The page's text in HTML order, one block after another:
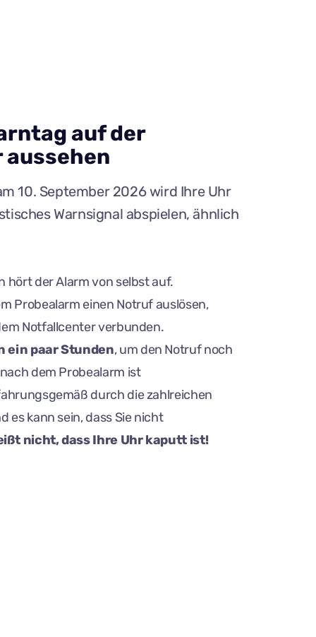
auf der
10. September 2026 wird Ihre Uhr
Warnsignal abspielen, ähnlich
hört der Alarm von selbst auf.
Probealarm einen Notruf auslösen,
Notfallcenter verbunden.
ein paar Stunden, um den Notruf noch
dem Probealarm ist
durch die zahlreichen
es kann sein, dass Sie nicht
nicht, dass Ihre Uhr kaputt ist!